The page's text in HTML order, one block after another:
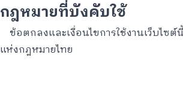
กฎหมายที่บังคับใช้
ข้อตกลงและเงื่อนไขการใช้งานเว็บไซ
แห่งกฎหมายไทย